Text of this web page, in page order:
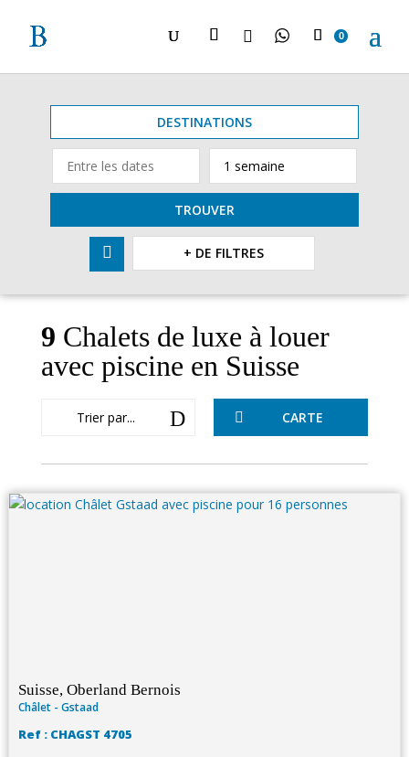
 0
DESTINATIONS
TROUVER
 + DE FILTRES
9 Chalets de luxe à louer
avec piscine en Suisse
Trier par... D  CARTE
Suisse, Oberland Bernois
Châlet - Gstaad
Ref : CHAGST 4705